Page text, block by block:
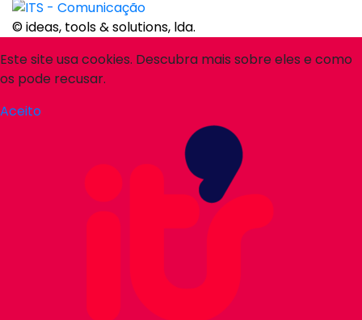
© ideas, tools & solutions, lda.
Este site usa cookies. Descubra mais sobre eles e como
os pode recusar.
Aceito